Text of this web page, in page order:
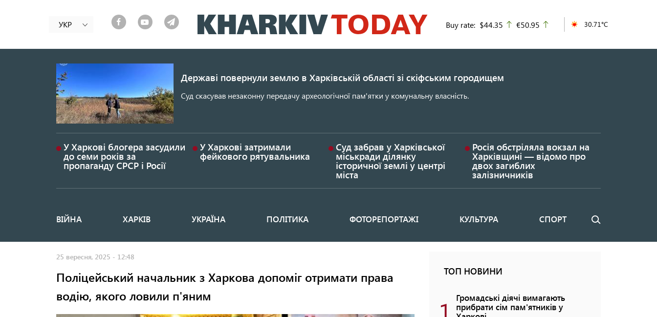
до
основного
УКР Buy rate: $44.35 up
€50.95 30.71°C
Державі повернули землю в Харківській області зі скіфським городищем
Суд скасував незаконну передачу археологічної пам'ятки у комунальну власність.
У Харкові блогера засудили
до семи років за
пропаганду СРСР і Росії
У Харкові затримали
фейкового рятувальника
Суд забрав у Харківської
міськради ділянку
історичної землі у центрі
міста
Росія обстріляла вокзал на
Харківщині — відомо про
двох загиблих
залізничників
Основная
ВІЙНА ХАРКІВ УКРАЇНА ПОЛІТИКА ФОТОРЕПОРТАЖІ КУЛЬТУРА СПОРТ Пошук
25 вересня, 2025 - 12:48
Поліцейський начальник з Харкова допоміг отримати права
водію, якого ловили п'яним
ТОП НОВИНИ
1 Громадські діячі вимагають
прибрати сім пам'ятників у